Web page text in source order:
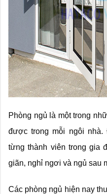
Phòng ngủ là một trong
được trong mỗi ngôi
từng thành viên trong gia
giãn, nghỉ ngơi và ngủ sau
Các phòng ngủ hiện nay